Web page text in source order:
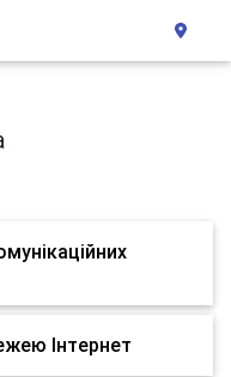
Інтернет